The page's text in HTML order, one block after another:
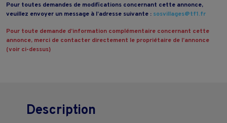
Pour toutes demandes de modifications concernant cette annonce,
veuillez envoyer un message à l’adresse suivante : sosvillages@tf1.fr
Pour toute demande d’information complémentaire concernant cette
annonce, merci de contacter directement le propriétaire de l’annonce
(voir ci-dessus)
Description